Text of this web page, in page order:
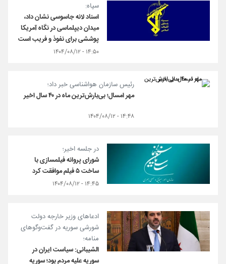
سپاه:
اسناد لانه جاسوسی نشان داد،
میدان دیپلماسی در نگاه آمریکا
پوششی برای نفوذ و فریب است
۱۴:۵۰ - ۱۴۰۴/۰۸/۱۲
رئیس سازمان هواشناسی خبر داد؛
مهر امسال؛ بی‌بارش‌ترین ماه در ۴۰ سال اخیر
۱۴:۴۸ - ۱۴۰۴/۰۸/۱۲
در جلسه اخیر؛
شورای پروانه فیلمسازی با
ساخت ۵ فیلم موافقت کرد
۱۴:۴۵ - ۱۴۰۴/۰۸/۱۲
ادعاهای وزیر خارجه دولت
شورشی سوریه در گفت‌وگوهای
منامه؛
الشیبانی: سیاست ایران در
سوریه علیه مردم بود؛ سوریه